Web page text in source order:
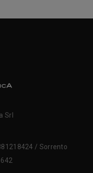
Srl
/ Sorrento